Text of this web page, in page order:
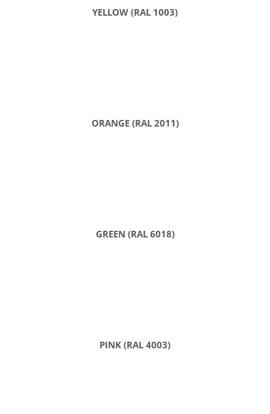
YELLOW (RAL 1003)
ORANGE (RAL 2011)
GREEN (RAL 6018)
PINK (RAL 4003)